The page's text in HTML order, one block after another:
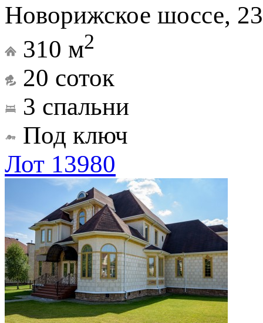
Новорижское шоссе,
310 м2
20 соток
3 спальни
Под ключ
Лот 13980